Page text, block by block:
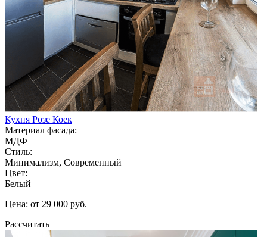
Кухня Розе Коек
Материал фасада:
МДФ
Стиль:
Минимализм, Современный
Цвет:
Белый
Цена: от 29 000 руб.
Рассчитать